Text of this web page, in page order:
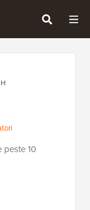
peste 10